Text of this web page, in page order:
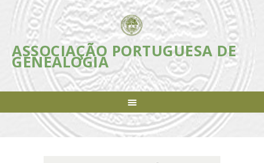
ASSOCIAÇÃO PORTUGUESA DE
GENEALOGIA
ASSOCIAÇÃO PORTUGUESA DE
GENEALOGIA
Incentivar e apoiar a investigação, estudo e divulgação da Genealogia em
Portugal
ASSOCIAÇÃO
INICIATIVAS
REVISTA